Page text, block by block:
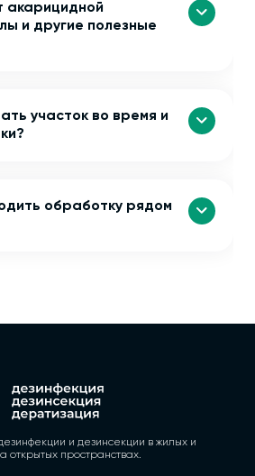
акарицидной
и другие полезные
участок во время и
обработку рядом
и дезинсекции в жилых и
пространствах.